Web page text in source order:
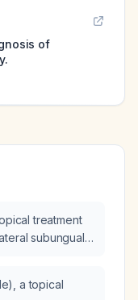
of
treatment
subungual
a topical